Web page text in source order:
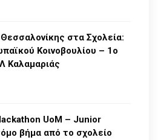
Θεσσαλονίκης στα Σχολεία:
Κοινοβουλίου – 1ο
Καλαμαριάς
UoM – Junior
βήμα από το σχολείο